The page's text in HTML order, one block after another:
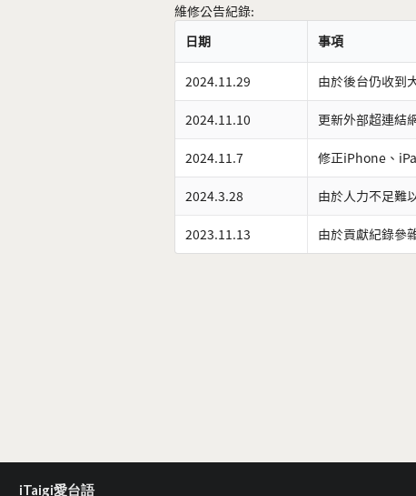
維修公告紀錄:
日期
事項
2024.11.29 由於後台仍收到
2024.11.10 更新外部超連結
2024.11.7 修正iPhone、
2024.3.28 由於人力不足難
2023.11.13 由於貢獻紀錄參
iTaigi愛台語